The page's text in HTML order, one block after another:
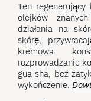
podstawie
ocen klientów
Ten
olejków
działania na
skórę,
kremowa
rozprowadzanie
gua sha, bez
wykończenie.